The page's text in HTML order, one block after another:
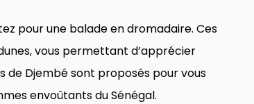
pour une balade en dromadaire. Ces
vous permettant d’apprécier
de Djembé sont proposés pour vous
envoûtants du Sénégal.